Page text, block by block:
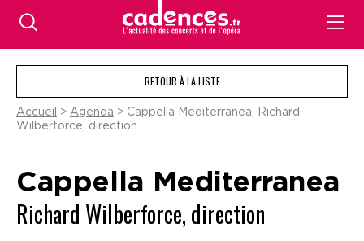
RETOUR À LA LISTE
Accueil > Agenda > Cappella Mediterranea, Richard
Wilberforce, direction
Cappella Mediterranea
Richard Wilberforce, direction